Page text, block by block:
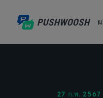
27 ก.พ. 2567